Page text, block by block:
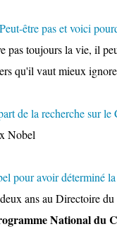
être pas et voici
pas toujours la vie, il
qu'il vaut mieux
de la recherche sur le
Nobel
pour avoir déterminé
ans au Directoire
National du